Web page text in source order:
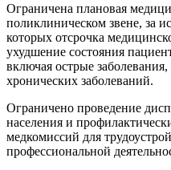
Ограничена плановая
поликлиническом звене, за
которых отсрочка
ухудшение состояния
включая острые
хронических заболеваний.
Ограничено проведение
населения и
медкомиссий для
профессиональной